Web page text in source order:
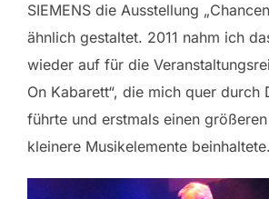
SIEMENS die Ausstellung
ähnlich gestaltet. 2011 nahm ich
wieder auf für die
On Kabarett“, die mich quer durch
führte und erstmals einen
kleinere Musikelemente beinhaltete.